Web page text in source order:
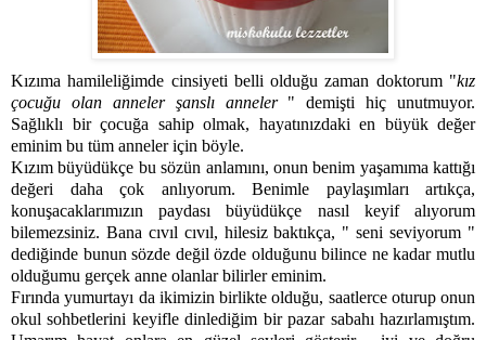
Kızıma hamileliğimde cinsiyeti belli olduğu zaman doktorum "kız
çocuğu olan anneler şanslı anneler" demişti hiç unutmuyor.
Sağlıklı bir çocuğa sahip olmak, hayatınızdaki en büyük değer
eminim bu tüm anneler için böyle.
Kızım büyüdükçe bu sözün anlamını, onun benim yaşamıma kattığı
değeri daha çok anlıyorum. Benimle paylaşımları artıkça,
konuşacaklarımızın paydası büyüdükçe nasıl keyif alıyorum
bilemezsiniz. Bana cıvıl cıvıl, hilesiz baktıkça, " seni seviyorum "
dediğinde bunun sözde değil özde olduğunu bilince ne kadar mutlu
olduğumu gerçek anne olanlar bilirler eminim.
Fırında yumurtayı da ikimizin birlikte olduğu, saatlerce oturup onun
okul sohbetlerini keyifle dinlediğim bir pazar sabahı hazırlamıştım.